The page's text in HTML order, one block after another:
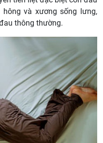
và xương sống lưng,
thông thường.